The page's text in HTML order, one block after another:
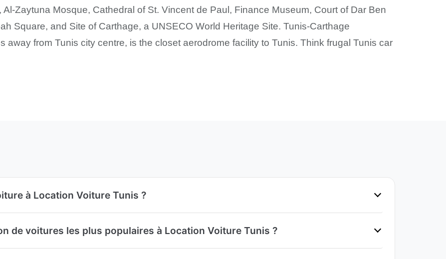
Al-Zaytuna Mosque, Cathedral of St. Vincent de Paul, Finance Museum, Court of Dar Ben
Square, and Site of Carthage, a UNSECO World Heritage Site. Tunis-Carthage
away from Tunis city centre, is the closet aerodrome facility to Tunis. Think frugal Tunis car
à Location Voiture Tunis ?
de voitures les plus populaires à Location Voiture Tunis ?